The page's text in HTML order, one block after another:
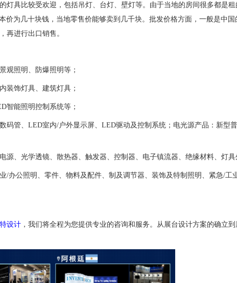
具比较受欢迎，包括吊灯、台灯、壁灯等。由于当地的房间很多都是
价为几十块钱，当地零售价能够卖到几千块。批发价格方面，一般是中国
再进行出口销售。
观照明、防爆照明等；
装饰灯具、建筑灯具；
智能照明控制系统等；
数码管、LED室内/ 户外显示屏、LED驱动及控制系统；电光源产品：新型
电源、光学透镜、散热器、触发器、控制器、电子镇流器、绝缘材料、灯
/办公照明、零件、物料及配件、制及调节器、装饰及特制照明、紧急/工
设计 ，我们将全程为您提供专业的咨询和服务。从展台设计方案的确立